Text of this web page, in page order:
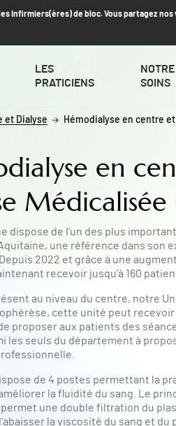
Infirmiers(ères) de bloc. Vous partagez nos
LES
PRATICIENS
SOINS
et Dialyse Hémodialyse en centre
en
dispose de l’un des plus
une référence dans son
2022 et grâce à une
recevoir jusqu’à 160
au niveau du centre, notre
cette unité peut recevoir
proposer aux patients des
les seuls du département à
de 4 postes permettant la
la fluidité du sang. Le
une double filtration du
la viscosité du sang et